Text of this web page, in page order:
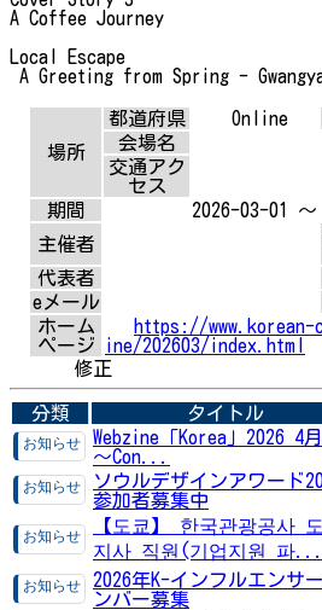
A Coffee Journey
Local Escape
A Greeting from Spring -
場所
都道府県 Online
会場名
交通アク
セス
期間
2026-03-01 ～
主催者
代表者
eメール
ホーム
ページ
https://
ine/202603/index.html
修正
分類 タイトル
Webzine「Korea」2026 4
～Con...
ソウルデザインアワード
参加者募集中
【도쿄】 한국관광공사
지사 직원(기업지원 파...
2026年K-インフルエンサ
ンバー募集